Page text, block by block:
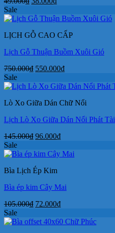
là:
tại
38.000₫.
Sale
LỊCH GỖ CAO CẤP
Lịch Gỗ Thuận Buồm Xuôi Gió
750.000₫ Giá
là:
550.000₫Giá
tại
550.000₫.
Sale
Lò Xo Giữa Dán Chữ Nổi
Lịch Lò Xo Giữa Dán Nổi Phát Tài
145.000₫ Giá
là:
96.000₫Giá
tại
Sale
Bìa Lịch Ép Kim
Bìa ép kim Cây Mai
105.000₫ Giá
là:
72.000₫Giá
tại
Sale